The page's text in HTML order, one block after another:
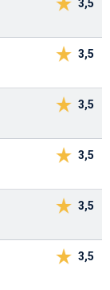
3,5
3,5
3,5
3,5
3,5
3,5